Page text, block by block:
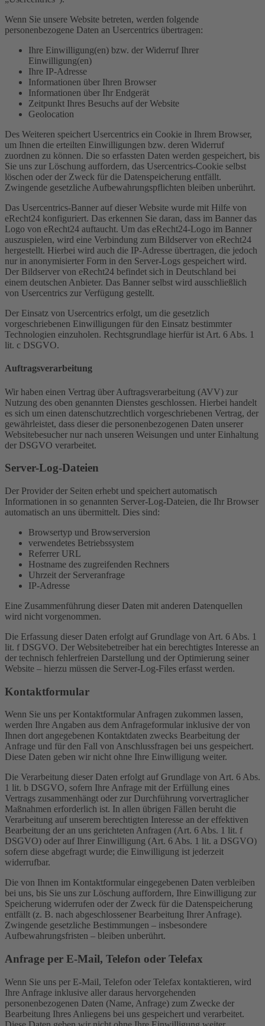
Wenn Sie unsere Website betreten, werden folgende
personenbezogene Daten an Usercentrics übertragen:
Ihre Einwilligung(en) bzw. der Widerruf Ihrer
Einwilligung(en)
Ihre IP-Adresse
Informationen über Ihren Browser
Informationen über Ihr Endgerät
Zeitpunkt Ihres Besuchs auf der Website
Geolocation
Des Weiteren speichert Usercentrics ein Cookie in Ihrem Browser,
um Ihnen die erteilten Einwilligungen bzw. deren Widerruf
zuordnen zu können. Die so erfassten Daten werden gespeichert, bis
Sie uns zur Löschung auffordern, das Usercentrics-Cookie selbst
löschen oder der Zweck für die Datenspeicherung entfällt.
Zwingende gesetzliche Aufbewahrungspflichten bleiben unberührt.
Das Usercentrics-Banner auf dieser Website wurde mit Hilfe von
eRecht24 konfiguriert. Das erkennen Sie daran, dass im Banner das
Logo von eRecht24 auftaucht. Um das eRecht24-Logo im Banner
auszuspielen, wird eine Verbindung zum Bildserver von eRecht24
hergestellt. Hierbei wird auch die IP-Adresse übertragen, die jedoch
nur in anonymisierter Form in den Server-Logs gespeichert wird.
Der Bildserver von eRecht24 befindet sich in Deutschland bei
einem deutschen Anbieter. Das Banner selbst wird ausschließlich
von Usercentrics zur Verfügung gestellt.
Der Einsatz von Usercentrics erfolgt, um die gesetzlich
vorgeschriebenen Einwilligungen für den Einsatz bestimmter
Technologien einzuholen. Rechtsgrundlage hierfür ist Art. 6 Abs. 1
lit. c DSGVO.
Auftragsverarbeitung
Wir haben einen Vertrag über Auftragsverarbeitung (AVV) zur
Nutzung des oben genannten Dienstes geschlossen. Hierbei handelt
es sich um einen datenschutzrechtlich vorgeschriebenen Vertrag, der
gewährleistet, dass dieser die personenbezogenen Daten unserer
Websitebesucher nur nach unseren Weisungen und unter Einhaltung
der DSGVO verarbeitet.
Server-Log-Dateien
Der Provider der Seiten erhebt und speichert automatisch
Informationen in so genannten Server-Log-Dateien, die Ihr Browser
automatisch an uns übermittelt. Dies sind:
Browsertyp und Browserversion
verwendetes Betriebssystem
Referrer URL
Hostname des zugreifenden Rechners
Uhrzeit der Serveranfrage
IP-Adresse
Eine Zusammenführung dieser Daten mit anderen Datenquellen
wird nicht vorgenommen.
Die Erfassung dieser Daten erfolgt auf Grundlage von Art. 6 Abs. 1
lit. f DSGVO. Der Websitebetreiber hat ein berechtigtes Interesse an
der technisch fehlerfreien Darstellung und der Optimierung seiner
Website – hierzu müssen die Server-Log-Files erfasst werden.
Kontaktformular
Wenn Sie uns per Kontaktformular Anfragen zukommen lassen,
werden Ihre Angaben aus dem Anfrageformular inklusive der von
Ihnen dort angegebenen Kontaktdaten zwecks Bearbeitung der
Anfrage und für den Fall von Anschlussfragen bei uns gespeichert.
Diese Daten geben wir nicht ohne Ihre Einwilligung weiter.
Die Verarbeitung dieser Daten erfolgt auf Grundlage von Art. 6 Abs.
1 lit. b DSGVO, sofern Ihre Anfrage mit der Erfüllung eines
Vertrags zusammenhängt oder zur Durchführung vorvertraglicher
Maßnahmen erforderlich ist. In allen übrigen Fällen beruht die
Verarbeitung auf unserem berechtigten Interesse an der effektiven
Bearbeitung der an uns gerichteten Anfragen (Art. 6 Abs. 1 lit. f
DSGVO) oder auf Ihrer Einwilligung (Art. 6 Abs. 1 lit. a DSGVO)
sofern diese abgefragt wurde; die Einwilligung ist jederzeit
widerrufbar.
Die von Ihnen im Kontaktformular eingegebenen Daten verbleiben
bei uns, bis Sie uns zur Löschung auffordern, Ihre Einwilligung zur
Speicherung widerrufen oder der Zweck für die Datenspeicherung
entfällt (z. B. nach abgeschlossener Bearbeitung Ihrer Anfrage).
Zwingende gesetzliche Bestimmungen – insbesondere
Aufbewahrungsfristen – bleiben unberührt.
Anfrage per E-Mail, Telefon oder Telefax
Wenn Sie uns per E-Mail, Telefon oder Telefax kontaktieren, wird
Ihre Anfrage inklusive aller daraus hervorgehenden
personenbezogenen Daten (Name, Anfrage) zum Zwecke der
Bearbeitung Ihres Anliegens bei uns gespeichert und verarbeitet.